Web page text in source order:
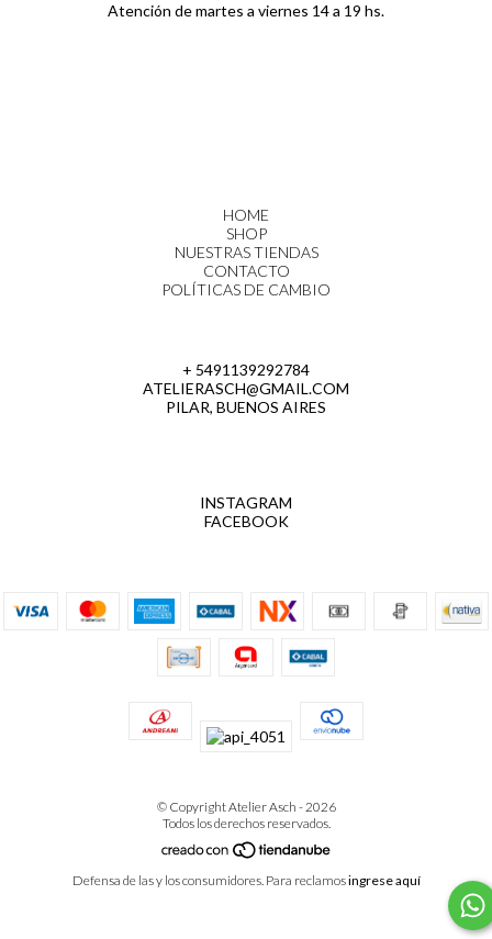
Atención de martes a viernes 14 a 19 hs.
HOME
SHOP
NUESTRAS TIENDAS
CONTACTO
POLÍTICAS DE CAMBIO
+ 5491139292784
ATELIERASCH@GMAIL.COM
PILAR, BUENOS AIRES
INSTAGRAM
FACEBOOK
© Copyright Atelier Asch - 2026
Todos los derechos reservados.
Defensa de las y los consumidores. Para reclamosingrese aquí